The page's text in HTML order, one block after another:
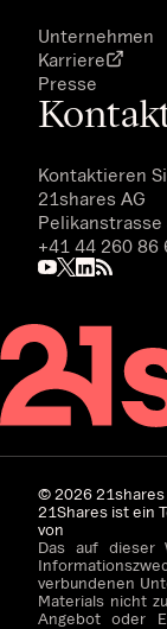
Unternehmen
Karriere
Presse
Kontaktieren
21shares AG
Pelikanstrasse
+41 44 260 86
©202621shares
21Shares ist ein
von
Das auf dieser
verbundenen
Materials nicht
Angebot oder